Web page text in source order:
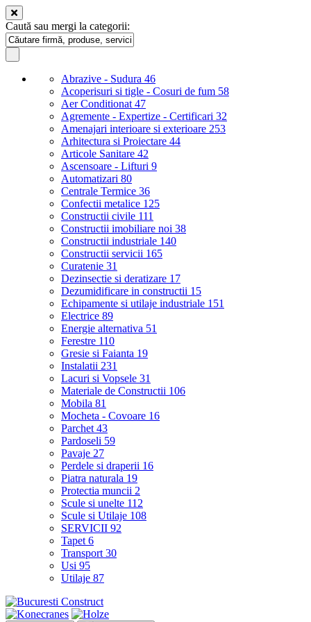
Caută sau mergi la categorii:
Abrazive - Sudura 46
Acoperisuri si tigle - Cosuri de fum 58
Aer Conditionat 47
Agremente - Expertize - Certificari 32
Amenajari interioare si exterioare 253
Arhitectura si Proiectare 44
Articole Sanitare 42
Ascensoare - Lifturi 9
Automatizari 80
Centrale Termice 36
Confectii metalice 125
Constructii civile 111
Constructii imobiliare noi 38
Constructii industriale 140
Constructii servicii 165
Curatenie 31
Dezinsectie si deratizare 17
Dezumidificare in constructii 15
Echipamente si utilaje industriale 151
Electrice 89
Energie alternativa 51
Ferestre 110
Gresie si Faianta 19
Instalatii 231
Lacuri si Vopsele 31
Materiale de Constructii 106
Mobila 81
Mocheta - Covoare 16
Parchet 43
Pardoseli 59
Pavaje 27
Perdele si draperii 16
Piatra naturala 19
Protectia muncii 2
Scule si unelte 112
Scule si Utilaje 108
SERVICII 92
Tapet 6
Transport 30
Usi 95
Utilaje 87